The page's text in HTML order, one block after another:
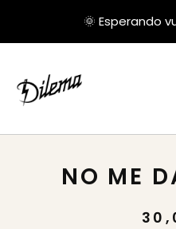
🌞 Esperando
NO ME